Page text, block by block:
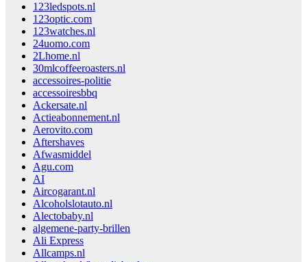
123ledspots.nl
123optic.com
123watches.nl
24uomo.com
2Lhome.nl
30mlcoffeeroasters.nl
accessoires-politie
accessoiresbbq
Ackersate.nl
Actieabonnement.nl
Aerovito.com
Aftershaves
Afwasmiddel
Agu.com
AI
Aircogarant.nl
Alcoholslotauto.nl
Alectobaby.nl
algemene-party-brillen
Ali Express
Allcamps.nl